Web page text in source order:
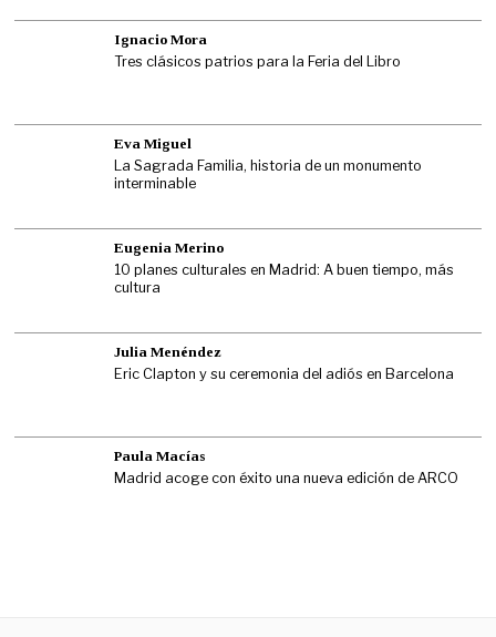
Ignacio Mora
Tres clásicos patrios para la Feria del Libro
Eva Miguel
La Sagrada Familia, historia de un monumento
interminable
Eugenia Merino
10 planes culturales en Madrid: A buen tiempo, más
cultura
Julia Menéndez
Eric Clapton y su ceremonia del adiós en Barcelona
Paula Macías
Madrid acoge con éxito una nueva edición de ARCO